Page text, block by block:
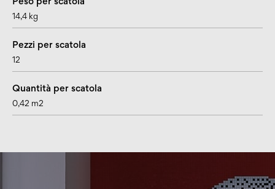
Peso per scatola
14,4 kg
Pezzi per scatola
12
Quantità per scatola
0,42 m2